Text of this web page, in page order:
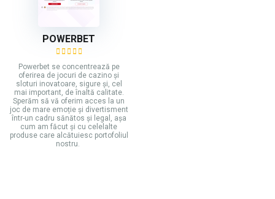
POWERBET
Powerbet se concentrează pe
oferirea de jocuri de cazino și
sloturi inovatoare, sigure și, cel
mai important, de înaltă calitate.
Sperăm să vă oferim acces la un
joc de mare emoție și divertisment
într-un cadru sănătos și legal, așa
cum am făcut și cu celelalte
produse care alcătuiesc portofoliul
nostru.